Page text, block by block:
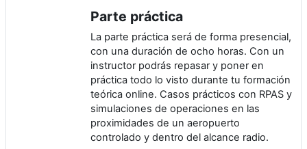
Parte práctica
La parte práctica será de forma presencial,
con una duración de ocho horas. Con un
instructor podrás repasar y poner en
práctica todo lo visto durante tu formación
teórica online. Casos prácticos con RPAS y
simulaciones de operaciones en las
proximidades de un aeropuerto
controlado y dentro del alcance radio.